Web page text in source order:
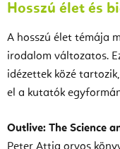
Hosszú élet és
A hosszú élet témája
irodalom változatos.
idézettek közé
el a kutatók
Outlive: The Science
Peter Attia orvos